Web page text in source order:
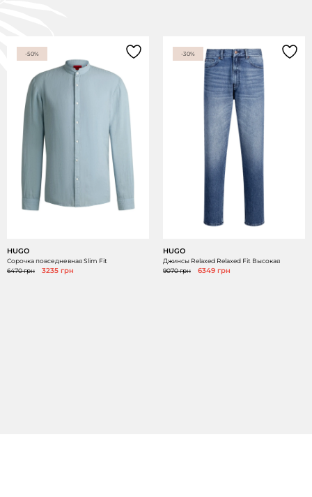
-50%
HUGO
Сорочка повседневная Slim Fit
6470 грн
3235 грн
-30%
HUGO
Джинсы Relaxed Relaxed Fit Высокая
9070 грн
6349 грн